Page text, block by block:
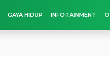
GAYA HIDUP INFOTAINMENT